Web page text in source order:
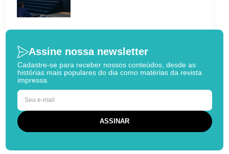
Assine nossa newsletter
Cadastre-se para receber nossos conteúdos, desde as
histórias mais populares do dia como matérias da revista
impressa.